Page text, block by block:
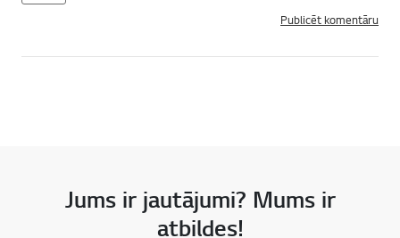
Publicēt komentāru
Jums ir jautājumi? Mums ir
atbildes!